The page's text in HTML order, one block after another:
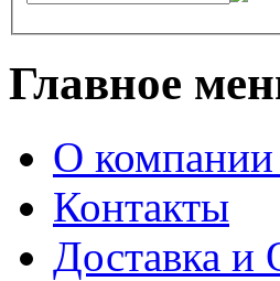
Главное
О компании
Контакты
Доставка и